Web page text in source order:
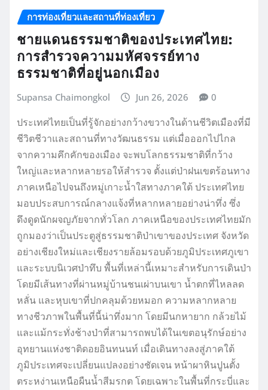
การท่องเที่ยวและสถานที่ท่องเที่ยว
ชายแดนธรรมชาติของประเทศไทย:
การสำรวจความมหัศจรรย์ทาง
ธรรมชาติที่อยู่นอกเมือง
Supansa Chaimongkol Jun 26, 2026 0
ประเทศไทยเป็นที่รู้จักอย่างกว้างขวางในด้านชีวิตเมืองที่มี
ชีวิตชีวาและสถานที่ทางวัฒนธรรม แต่เมื่อออกไปไกล
จากความคึกคักของเมือง จะพบโลกธรรมชาติที่กว้าง
ใหญ่และหลากหลายรอให้สำรวจ ตั้งแต่ป่าฝนเขตร้อนทาง
ภาคเหนือไปจนถึงหมู่เกาะน้ำใสทางภาคใต้ ประเทศไทย
มอบประสบการณ์กลางแจ้งที่หลากหลายอย่างน่าทึ่ง ซึ่ง
ดึงดูดนักผจญภัยจากทั่วโลก ภาคเหนือของประเทศไทยมัก
ถูกมองว่าเป็นประตูสู่ธรรมชาติป่าเขาของประเทศ จังหวัด
อย่างเชียงใหม่และเชียงรายล้อมรอบด้วยภูมิประเทศภูเขา
และระบบนิเวศป่าทึบ พื้นที่เหล่านี้เหมาะสำหรับการเดินป่า
โดยมีเส้นทางที่ผ่านหมู่บ้านชนเผ่าบนเขา น้ำตกที่ไหลลด
หลั่น และหุบเขาที่ปกคลุมด้วยหมอก ความหลากหลาย
ทางชีวภาพในพื้นที่นี้น่าทึ่งมาก โดยมีนกหายาก กล้วยไม้
และแม้กระทั่งช้างป่าที่สามารถพบได้ในเขตอนุรักษ์อย่าง
อุทยานแห่งชาติดอยอินทนนท์ เมื่อเดินทางลงสู่ภาคใต้
ภูมิประเทศจะเปลี่ยนแปลงอย่างชัดเจน หน้าผาหินปูนตั้ง
ตระหง่านเหนือผืนน้ำสีมรกต โดยเฉพาะในพื้นที่กระบี่และ